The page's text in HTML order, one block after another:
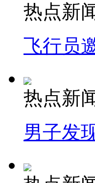
热点新
飞行员
热点新
男子发